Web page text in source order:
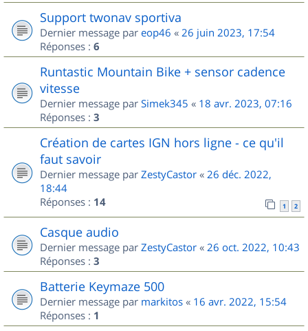
Support twonav sportiva
Dernier message par eop46 « 26 juin 2023, 17:54
Réponses : 6
Runtastic Mountain Bike + sensor cadence
vitesse
Dernier message par Simek345 « 18 avr. 2023, 07:16
Réponses : 3
Création de cartes IGN hors ligne - ce qu'il
faut savoir
Dernier message par ZestyCastor « 26 déc. 2022,
18:44
Réponses : 14 1 2
Casque audio
Dernier message par ZestyCastor « 26 oct. 2022, 10:43
Réponses : 3
Batterie Keymaze 500
Dernier message par markitos « 16 avr. 2022, 15:54
Réponses : 1